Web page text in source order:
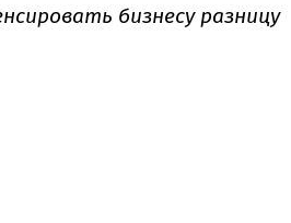
бизнесу разницу